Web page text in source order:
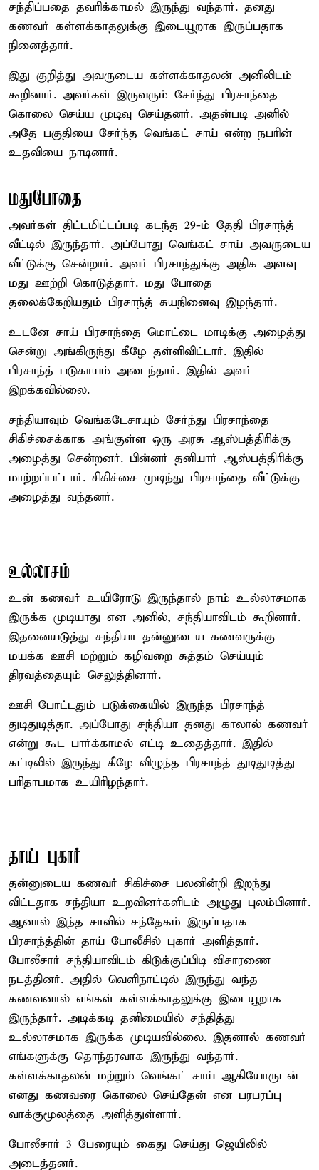
சந்திப்பதை தவரிக்காமல் இருந்து வந்தார். தனது
கணவர் கள்ளக்காதலுக்கு இடையூறாக இருப்பதாக
நினைத்தார்.
இது குறித்து அவருடைய கள்ளக்காதலன் அனிலிடம்
கூறினார். அவர்கள் இருவரும் சேர்ந்து பிரசாந்தை
கொலை செய்ய முடிவு செய்தனர். அதன்படி அனில்
அதே பகுதியை சேர்ந்த வெங்கட் சாய் என்ற நபரின்
உதவியை நாடினார்.
மதுபோதை
அவர்கள் திட்டமிட்டப்படி கடந்த 29-ம் தேதி பிரசாந்த்
வீட்டில் இருந்தார். அப்போது வெங்கட் சாய் அவருடைய
வீட்டுக்கு சென்றார். அவர் பிரசாந்துக்கு அதிக அளவு
மது ஊற்றி கொடுத்தார். மது போதை
தலைக்கேறியதும் பிரசாந்த் சுயநினைவு இழந்தார்.
உடனே சாய் பிரசாந்தை மொட்டை மாடிக்கு அழைத்து
சென்று அங்கிருந்து கீழே தள்ளிவிட்டார். இதில்
பிரசாந்த் படுகாயம் அடைந்தார். இதில் அவர்
இறக்கவில்லை.
சந்தியாவும் வெங்கடேசாயும் சேர்ந்து பிரசாந்தை
சிகிச்சைக்காக அங்குள்ள ஒரு அரசு ஆஸ்பத்திரிக்கு
அழைத்து சென்றனர். பின்னர் தனியார் ஆஸ்பத்திரிக்கு
மாற்றப்பட்டார். சிகிச்சை முடிந்து பிரசாந்தை வீட்டுக்கு
அழைத்து வந்தனர்.
உல்லாசம்
உன் கணவர் உயிரோடு இருந்தால் நாம் உல்லாசமாக
இருக்க முடியாது என அனில், சந்தியாவிடம் கூறினார்.
இதனையடுத்து சந்தியா தன்னுடைய கணவருக்கு
மயக்க ஊசி மற்றும் கழிவறை சுத்தம் செய்யும்
திரவத்தையும் செலுத்தினார்.
ஊசி போட்டதும் படுக்கையில் இருந்த பிரசாந்த்
துடிதுடித்தா. அப்போது சந்தியா தனது காலால் கணவர்
என்று கூட பார்க்காமல் எட்டி உதைத்தார். இதில்
கட்டிலில் இருந்து கீழே விழுந்த பிரசாந்த் துடிதுடித்து
பரிதாபமாக உயிரிழந்தார்.
தாய் புகார்
தன்னுடைய கணவர் சிகிச்சை பலனின்றி இறந்து
விட்டதாக சந்தியா உறவினர்களிடம் அழுது புலம்பினார்.
ஆனால் இந்த சாவில் சந்தேகம் இருப்பதாக
பிரசாந்த்தின் தாய் போலீசில் புகார் அளித்தார்.
போலீசார் சந்தியாவிடம் கிடுக்குப்பிடி விசாரணை
நடத்தினர். அதில் வெளிநாட்டில் இருந்து வந்த
கணவனால் எங்கள் கள்ளக்காதலுக்கு இடையூறாக
இருந்தார். அடிக்கடி தனிமையில் சந்தித்து
உல்லாசமாக இருக்க முடியவில்லை. இதனால் கணவர்
எங்களுக்கு தொந்தரவாக இருந்து வந்தார்.
கள்ளக்காதலன் மற்றும் வெங்கட் சாய் ஆகியோருடன்
எனது கணவரை கொலை செய்தேன் என பரபரப்பு
வாக்குமூலத்தை அளித்துள்ளார்.
போலீசார் 3 பேரையும் கைது செய்து ஜெயிலில்
அடைத்தனர்.